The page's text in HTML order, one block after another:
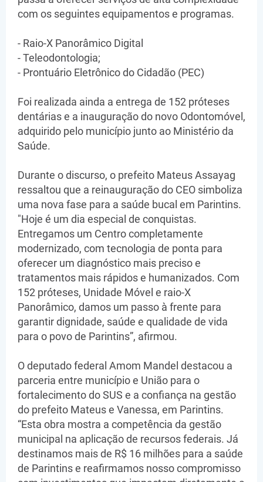
com os seguintes equipamentos e programas.
- Raio-X Panorâmico Digital
- Teleodontologia;
- Prontuário Eletrônico do Cidadão (PEC)
Foi realizada ainda a entrega de 152 próteses
dentárias e a inauguração do novo Odontomóvel,
adquirido pelo município junto ao Ministério da
Saúde.
Durante o discurso, o prefeito Mateus Assayag
ressaltou que a reinauguração do CEO simboliza
uma nova fase para a saúde bucal em Parintins.
"Hoje é um dia especial de conquistas.
Entregamos um Centro completamente
modernizado, com tecnologia de ponta para
oferecer um diagnóstico mais preciso e
tratamentos mais rápidos e humanizados. Com
152 próteses, Unidade Móvel e raio-X
Panorâmico, damos um passo à frente para
garantir dignidade, saúde e qualidade de vida
para o povo de Parintins”, afirmou.
O deputado federal Amom Mandel destacou a
parceria entre município e União para o
fortalecimento do SUS e a confiança na gestão
do prefeito Mateus e Vanessa, em Parintins.
“Esta obra mostra a competência da gestão
municipal na aplicação de recursos federais. Já
destinamos mais de R$ 16 milhões para a saúde
de Parintins e reafirmamos nosso compromisso